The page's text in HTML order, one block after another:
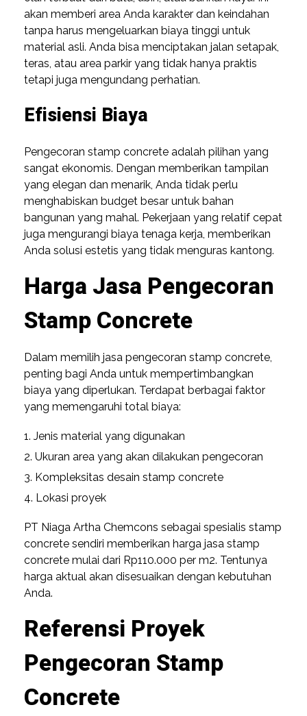
akan memberi area Anda karakter dan keindahan
tanpa harus mengeluarkan biaya tinggi untuk
material asli. Anda bisa menciptakan jalan setapak,
teras, atau area parkir yang tidak hanya praktis
tetapi juga mengundang perhatian.
Efisiensi Biaya
Pengecoran stamp concrete adalah pilihan yang
sangat ekonomis. Dengan memberikan tampilan
yang elegan dan menarik, Anda tidak perlu
menghabiskan budget besar untuk bahan
bangunan yang mahal. Pekerjaan yang relatif cepat
juga mengurangi biaya tenaga kerja, memberikan
Anda solusi estetis yang tidak menguras kantong.
Harga Jasa Pengecoran
Stamp Concrete
Dalam memilih jasa pengecoran stamp concrete,
penting bagi Anda untuk mempertimbangkan
biaya yang diperlukan. Terdapat berbagai faktor
yang memengaruhi total biaya:
Jenis material yang digunakan
Ukuran area yang akan dilakukan pengecoran
Kompleksitas desain stamp concrete
Lokasi proyek
PT Niaga Artha Chemcons sebagai spesialis stamp
concrete sendiri memberikan harga jasa stamp
concrete mulai dari Rp110.000 per m2. Tentunya
harga aktual akan disesuaikan dengan kebutuhan
Anda.
Referensi Proyek
Pengecoran Stamp
Concrete